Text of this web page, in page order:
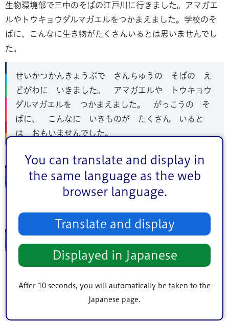
You can translate and display in
the same language as the web
browser language.
Translate and display
Displayed in Japanese
After 10 seconds, you will automatically be taken to the
Japanese page.
生物環境部で三中のそばの江戸川に行きました。アマガエ
ルやトウキョウダルマガエルをつかまえました。学校のそ
ばに、こんなに生き物がたくさんいるとは思いませんでし
た。
せいかつかんきょうぶで さんちゅうの そばの え
どがわに いきました。 アマガエルや トウキョウ
ダルマガエルを つかまえました。 がっこうの そ
ばに、 こんなに いきものが たくさん いると
は おもいませんでした。
場所
投稿者
小岩第三中学校3年
ペンネーム：リュウ